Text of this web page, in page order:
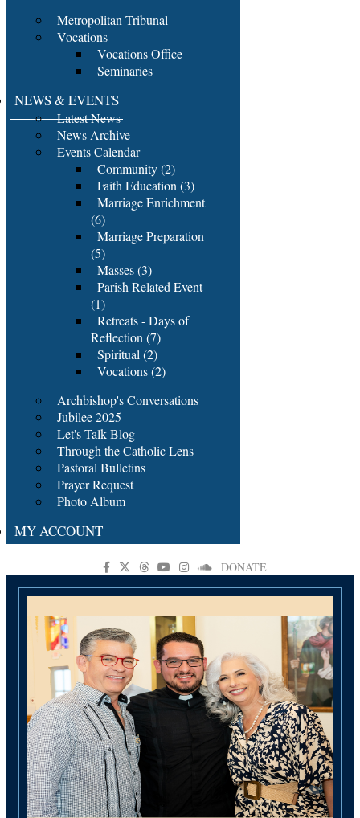
Metropolitan Tribunal
Vocations
Vocations Office
Seminaries
NEWS & EVENTS
Latest News
News Archive
Events Calendar
Community (2)
Faith Education (3)
Marriage Enrichment
(6)
Marriage Preparation
(5)
Masses (3)
Parish Related Event
(1)
Retreats - Days of
Reflection (7)
Spiritual (2)
Vocations (2)
Archbishop's Conversations
Jubilee 2025
Let's Talk Blog
Through the Catholic Lens
Pastoral Bulletins
Prayer Request
Photo Album
MY ACCOUNT
DONATE